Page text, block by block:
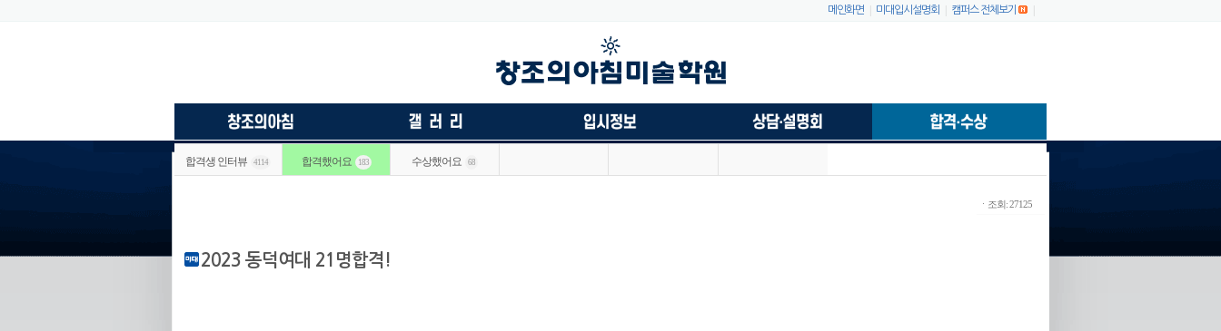
메인화면 미대입시설명회 캠퍼스 전체보기
합격생 인터뷰 4114 합격했어요 183 수상했어요 68
ㆍ조회: 27125
2023 동덕여대 21명합격!